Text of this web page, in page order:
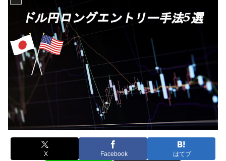
X Facebook はてブ